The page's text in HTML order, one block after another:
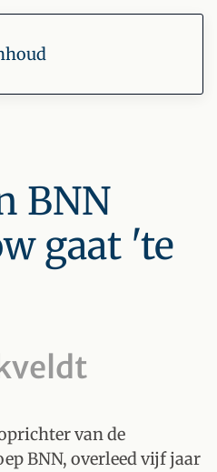
BNN
gaat 'te
van de
BNN, overleed vijf jaar